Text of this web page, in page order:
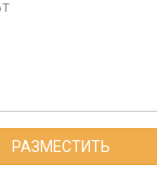
РАЗМЕСТИТЬ